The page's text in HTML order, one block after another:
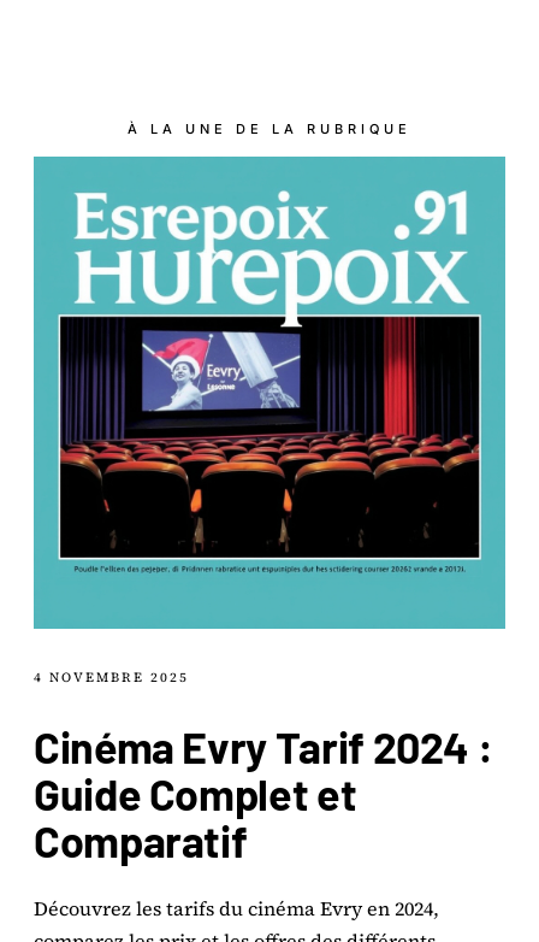
À LA UNE DE LA RUBRIQUE
4 NOVEMBRE 2025
Cinéma Evry Tarif 2024 :
Guide Complet et
Comparatif
Découvrez les tarifs du cinéma Evry en 2024,